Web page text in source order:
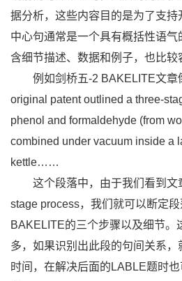
据分析，这些内容目的是为了支
中心句通常是一个具有概括性语
含细节描述、数据和例子，也比较
例如剑桥五-2 BAKELITE文章
original patent outlined a three-
phenol and formaldehyde (from
combined under vacuum inside a
kettle……
这个段落中，由于我们看到文
stage process，我们就可以断定
BAKELITE的三个步骤以及细节。
多，如果识别出此段的句间关系
时间，在解决后面的LABLE题时